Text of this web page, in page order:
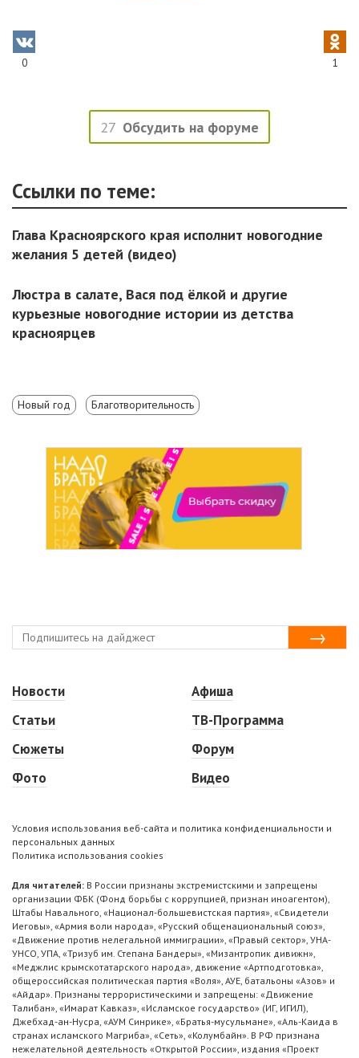
0 1
27 Обсудить на форуме
Ссылки по теме:
Глава Красноярского края исполнит новогодние
желания 5 детей (видео)
Люстра в салате, Вася под ёлкой и другие
курьезные новогодние истории из детства
красноярцев
Новый год Благотворительность
Новости
Статьи
Сюжеты
Фото
Афиша
ТВ-Программа
Форум
Видео
Условия использования веб-сайта и политика конфиденциальности и
персональных данных
Политика использования cookies
Для читателей: В России признаны экстремистскими и запрещены
организации ФБК (Фонд борьбы с коррупцией, признан иноагентом),
Штабы Навального, «Национал-большевистская партия», «Свидетели
Иеговы», «Армия воли народа», «Русский общенациональный союз»,
«Движение против нелегальной иммиграции», «Правый сектор», УНА-
УНСО, УПА, «Тризуб им. Степана Бандеры», «Мизантропик дивижн»,
«Меджлис крымскотатарского народа», движение «Артподготовка»,
общероссийская политическая партия «Воля», АУЕ, батальоны «Азов» и
«Айдар». Признаны террористическими и запрещены: «Движение
Талибан», «Имарат Кавказ», «Исламское государство» (ИГ, ИГИЛ),
Джебхад-ан-Нусра, «АУМ Синрике», «Братья-мусульмане», «Аль-Каида в
странах исламского Магриба», «Сеть», «Колумбайн». В РФ признана
нежелательной деятельность «Открытой России», издания «Проект